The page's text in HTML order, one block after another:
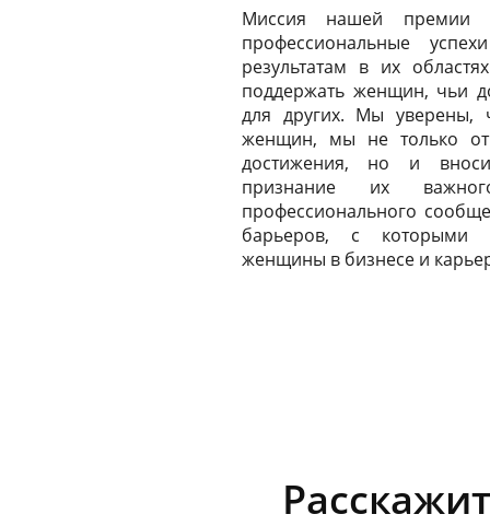
Миссия нашей
профессиональные
результатам в их
поддержать женщин, чьи
для других. Мы уверены,
женщин, мы не только
достижения, но и
признание их
профессионального
барьеров, с которыми
женщины в бизнесе и